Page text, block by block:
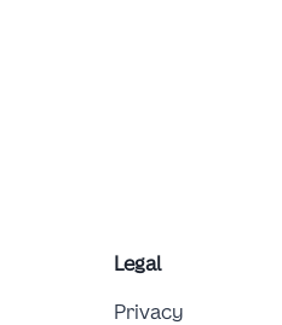
Legal
Privacy